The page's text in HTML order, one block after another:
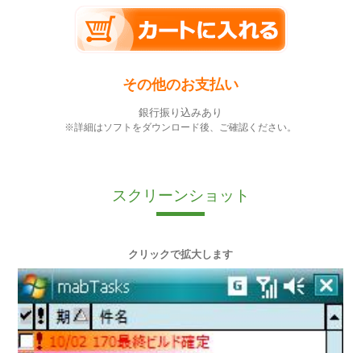
その他のお支払い
銀行振り込みあり
※詳細はソフトをダウンロード後、ご確認ください。
スクリーンショット
クリックで拡大します